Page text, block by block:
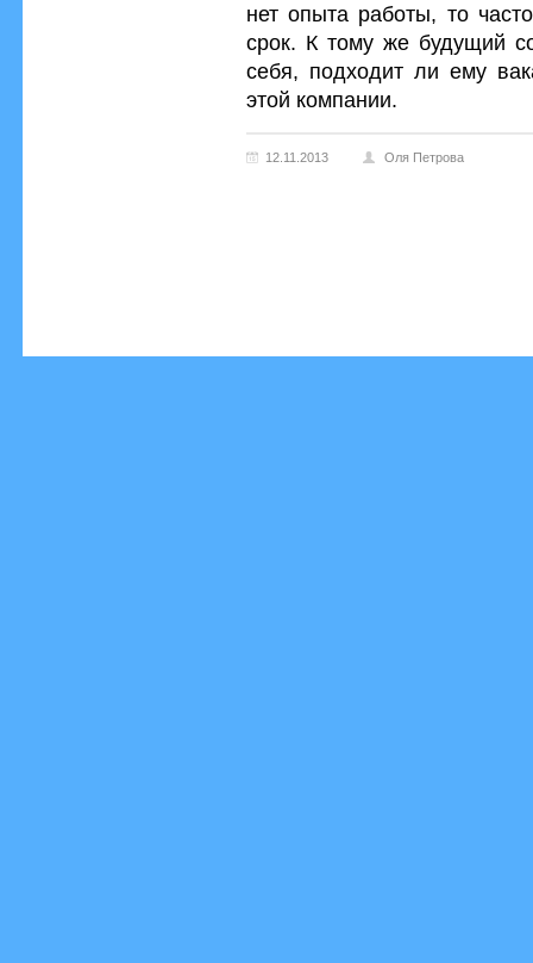
нет опыта работы, то
срок. К тому же будущий
себя, подходит ли ему
этой компании.
12.11.2013 Оля Петрова